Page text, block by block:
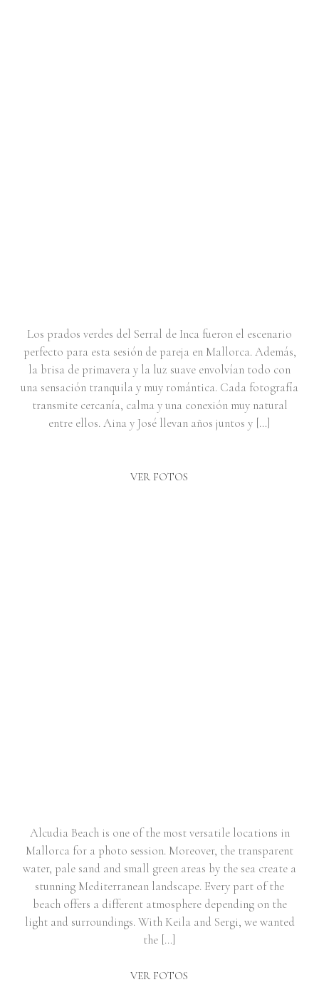
VER FOTOS
Los prados verdes del Serral de Inca fueron el escenario
perfecto para esta sesión de pareja en Mallorca. Además,
la brisa de primavera y la luz suave envolvían todo con
una sensación tranquila y muy romántica. Cada fotografía
transmite cercanía, calma y una conexión muy natural
entre ellos. Aina y José llevan años juntos y […]
VER FOTOS
Alcudia Beach is one of the most versatile locations in
Mallorca for a photo session. Moreover, the transparent
water, pale sand and small green areas by the sea create a
stunning Mediterranean landscape. Every part of the
beach offers a different atmosphere depending on the
light and surroundings. With Keila and Sergi, we wanted
the […]